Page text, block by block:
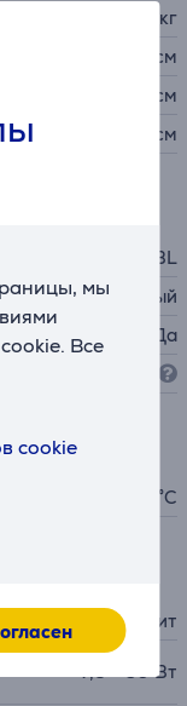
мы
Все
cookie
1,37 кг
22,9 см
9,4 см
9,85 см
JBL
белый
Да
- 45 °C
комплект не входит
7,5 - 60 Вт